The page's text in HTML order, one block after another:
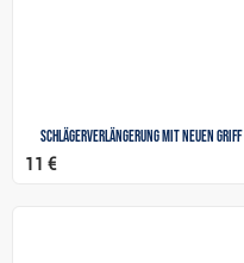
Schlägerverlängerung mit neuen Griff
11 €